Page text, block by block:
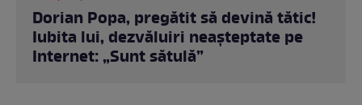
Dorian Popa, pregătit să devină tătic!
Iubita lui, dezvăluiri neașteptate pe
Internet: „Sunt sătulă”